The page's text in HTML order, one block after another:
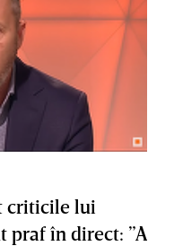
criticile lui
praf în direct: ”A